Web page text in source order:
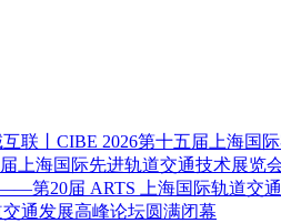
联丨CIBE 2026第十五届上海国
届上海国际先进轨道交通技术展览
——第20届 ARTS 上海国际轨道交
通发展高峰论坛圆满闭幕